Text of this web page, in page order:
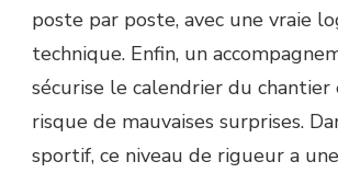
poste par poste, avec une vraie
technique. Enfin, un
sécurise le calendrier du
risque de mauvaises surprises.
sportif, ce niveau de rigueur a